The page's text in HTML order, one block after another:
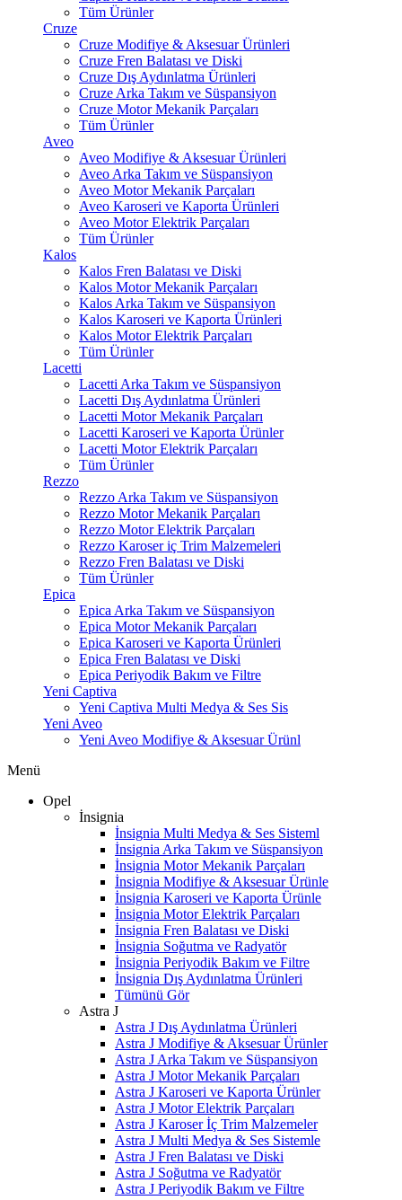
Tüm Ürünler
Cruze
Cruze Modifiye & Aksesuar Ürünleri
Cruze Fren Balatası ve Diski
Cruze Dış Aydınlatma Ürünleri
Cruze Arka Takım ve Süspansiyon
Cruze Motor Mekanik Parçaları
Tüm Ürünler
Aveo
Aveo Modifiye & Aksesuar Ürünleri
Aveo Arka Takım ve Süspansiyon
Aveo Motor Mekanik Parçaları
Aveo Karoseri ve Kaporta Ürünleri
Aveo Motor Elektrik Parçaları
Tüm Ürünler
Kalos
Kalos Fren Balatası ve Diski
Kalos Motor Mekanik Parçaları
Kalos Arka Takım ve Süspansiyon
Kalos Karoseri ve Kaporta Ürünleri
Kalos Motor Elektrik Parçaları
Tüm Ürünler
Lacetti
Lacetti Arka Takım ve Süspansiyon
Lacetti Dış Aydınlatma Ürünleri
Lacetti Motor Mekanik Parçaları
Lacetti Karoseri ve Kaporta Ürünler
Lacetti Motor Elektrik Parçaları
Tüm Ürünler
Rezzo
Rezzo Arka Takım ve Süspansiyon
Rezzo Motor Mekanik Parçaları
Rezzo Motor Elektrik Parçaları
Rezzo Karoser iç Trim Malzemeleri
Rezzo Fren Balatası ve Diski
Tüm Ürünler
Epica
Epica Arka Takım ve Süspansiyon
Epica Motor Mekanik Parçaları
Epica Karoseri ve Kaporta Ürünleri
Epica Fren Balatası ve Diski
Epica Periyodik Bakım ve Filtre
Yeni Captiva
Yeni Captiva Multi Medya & Ses Sis
Yeni Aveo
Yeni Aveo Modifiye & Aksesuar Ürünl
Menü
Opel
İnsignia
İnsignia Multi Medya & Ses Sisteml
İnsignia Arka Takım ve Süspansiyon
İnsignia Motor Mekanik Parçaları
İnsignia Modifiye & Aksesuar Ürünle
İnsignia Karoseri ve Kaporta Ürünle
İnsignia Motor Elektrik Parçaları
İnsignia Fren Balatası ve Diski
İnsignia Soğutma ve Radyatör
İnsignia Periyodik Bakım ve Filtre
İnsignia Dış Aydınlatma Ürünleri
Tümünü Gör
Astra J
Astra J Dış Aydınlatma Ürünleri
Astra J Modifiye & Aksesuar Ürünler
Astra J Arka Takım ve Süspansiyon
Astra J Motor Mekanik Parçaları
Astra J Karoseri ve Kaporta Ürünler
Astra J Motor Elektrik Parçaları
Astra J Karoser İç Trim Malzemeler
Astra J Multi Medya & Ses Sistemle
Astra J Fren Balatası ve Diski
Astra J Soğutma ve Radyatör
Astra J Periyodik Bakım ve Filtre